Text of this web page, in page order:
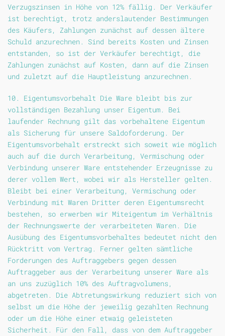
Verzugszinsen in Höhe von 12% fällig. Der Verkäufer
ist berechtigt, trotz anderslautender Bestimmungen
des Käufers, Zahlungen zunächst auf dessen ältere
Schuld anzurechnen. Sind bereits Kosten und Zinsen
entstanden, so ist der Verkäufer berechtigt, die
Zahlungen zunächst auf Kosten, dann auf die Zinsen
und zuletzt auf die Hauptleistung anzurechnen.
10. Eigentumsvorbehalt Die Ware bleibt bis zur
vollständigen Bezahlung unser Eigentum. Bei
laufender Rechnung gilt das vorbehaltene Eigentum
als Sicherung für unsere Saldoforderung. Der
Eigentumsvorbehalt erstreckt sich soweit wie möglich
auch auf die durch Verarbeitung, Vermischung oder
Verbindung unserer Ware entstehender Erzeugnisse zu
derer vollem Wert, wobei wir als Hersteller gelten.
Bleibt bei einer Verarbeitung, Vermischung oder
Verbindung mit Waren Dritter deren Eigentumsrecht
bestehen, so erwerben wir Miteigentum im Verhältnis
der Rechnungswerte der verarbeiteten Waren. Die
Ausübung des Eigentumsvorbehaltes bedeutet nicht den
Rücktritt vom Vertrag. Ferner gelten sämtliche
Forderungen des Auftraggebers gegen dessen
Auftraggeber aus der Verarbeitung unserer Ware als
an uns zuzüglich 10% des Auftragvolumens,
abgetreten. Die Abtretungswirkung reduziert sich von
selbst um die Höhe der jeweilig gezahlten Rechnung
oder um die Höhe einer etwaig geleisteten
Sicherheit. Für den Fall, dass von dem Auftraggeber